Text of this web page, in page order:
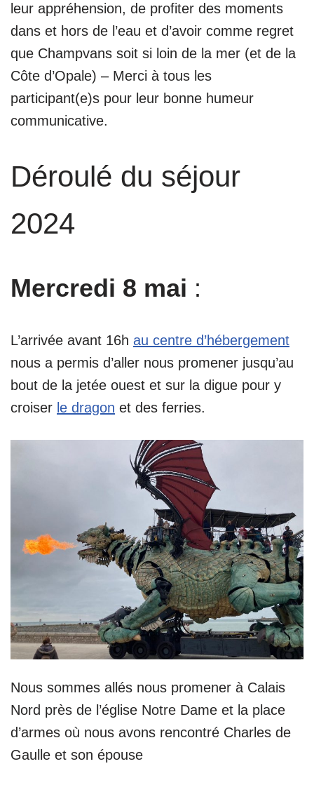
leur appréhension, de profiter des moments
dans et hors de l’eau et d’avoir comme regret
que Champvans soit si loin de la mer (et de la
Côte d’Opale) – Merci à tous les
participant(e)s pour leur bonne humeur
communicative.
Déroulé du séjour
2024
Mercredi 8 mai :
L’arrivée avant 16h au centre d’hébergement
nous a permis d’aller nous promener jusqu’au
bout de la jetée ouest et sur la digue pour y
croiser le dragon et des ferries.
Nous sommes allés nous promener à Calais
Nord près de l’église Notre Dame et la place
d’armes où nous avons rencontré Charles de
Gaulle et son épouse